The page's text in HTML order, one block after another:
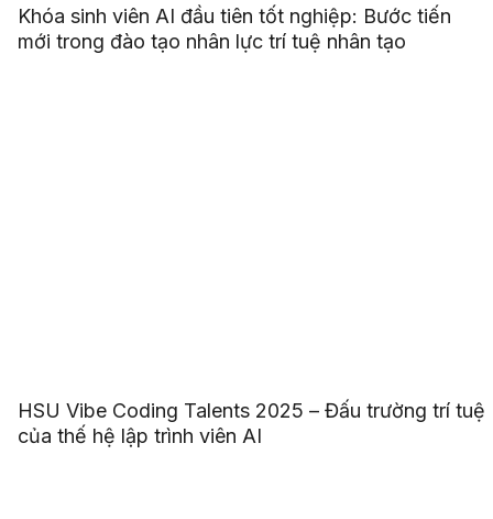
Khóa sinh viên AI đầu tiên tốt nghiệp: Bước tiến
mới trong đào tạo nhân lực trí tuệ nhân tạo
HSU Vibe Coding Talents 2025 – Đấu trường trí tuệ
của thế hệ lập trình viên AI